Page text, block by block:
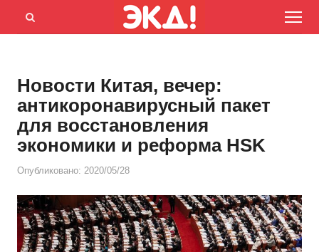
Menu
Открыть
Новости Китая, вечер:
антикоронавирусный пакет
для восстановления
экономики и реформа HSK
Опубликовано: 2020/05/28